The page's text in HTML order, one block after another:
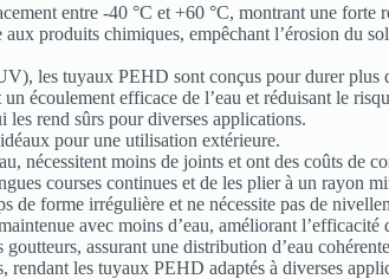
entre -40 °C et +60 °C, montrant une forte
produits chimiques, empêchant l’érosion du
les tuyaux PEHD sont conçus pour durer plus
écoulement efficace de l’eau et réduisant le
rend sûrs pour diverses applications.
pour une utilisation extérieure.
nécessitent moins de joints et ont des coûts de
courses continues et de les plier à un rayon
forme irrégulière et ne nécessite pas de
avec moins d’eau, améliorant l’efficacité
assurant une distribution d’eau
rendant les tuyaux PEHD adaptés à diverses